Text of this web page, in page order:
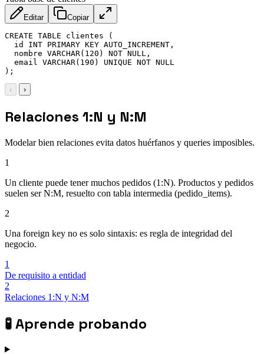
Editar Copiar
CREATE TABLE clientes (
  id INT PRIMARY KEY AUTO_INCREMENT,
  nombre VARCHAR(120) NOT NULL,
  email VARCHAR(190) UNIQUE NOT NULL
);
‹ ›
Relaciones 1:N y N:M
Modelar bien relaciones evita datos huérfanos y queries imposibles.
1
Un cliente puede tener muchos pedidos (1:N). Productos y pedidos
suelen ser N:M, resuelto con tabla intermedia (pedido_items).
2
Una foreign key no es solo sintaxis: es regla de integridad del
negocio.
1
De requisito a entidad
2
Relaciones 1:N y N:M
🧪Aprende probando